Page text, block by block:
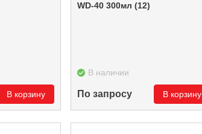
В корзину
WD-40 300мл (12)
В наличии
По запросу В корзину